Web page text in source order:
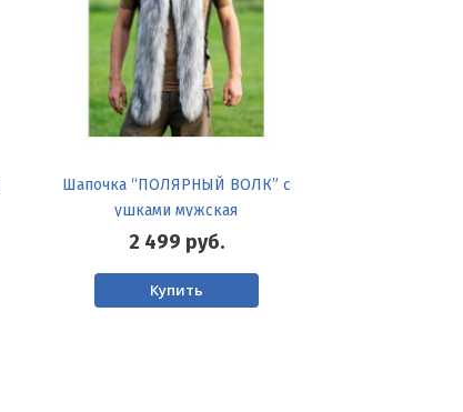
Шапочка “ПОЛЯРНЫЙ ВОЛК” с
ушками мужская
2 499 руб.
Купить